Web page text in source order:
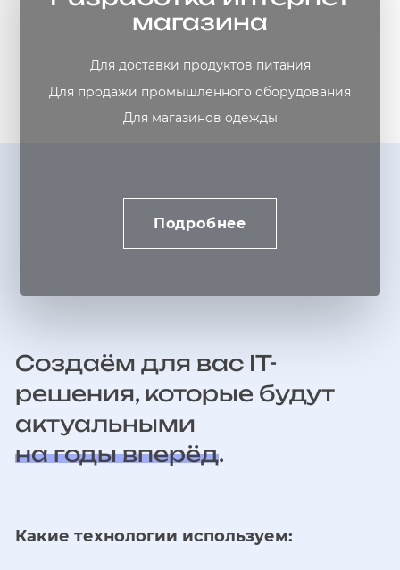
магазина
Для доставки продуктов питания
Для продажи промышленного оборудования
Для магазинов одежды
Подробнее
Создаём для вас IT-
решения, которые будут
актуальными
на годы вперёд.
Какие технологии используем: